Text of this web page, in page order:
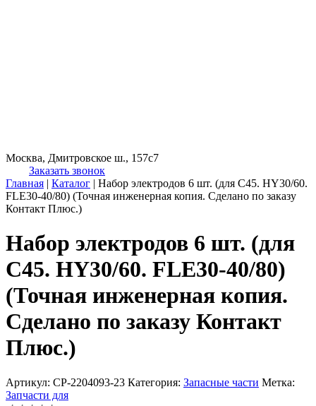
Москва, Дмитровское ш., 157с7
Заказать звонок
Главная | Каталог | Набор электродов 6 шт. (для C45. HY30/60.
FLE30-40/80) (Точная инженерная копия. Cделано по заказу
Контакт Плюс.)
Набор электродов 6 шт. (для
C45. HY30/60. FLE30-40/80)
(Точная инженерная копия.
Cделано по заказу Контакт
Плюс.)
Артикул: CP-2204093-23 Категория: Запасные части Метка:
Запчасти для